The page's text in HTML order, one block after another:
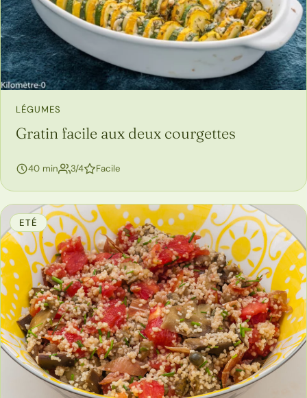
LÉGUMES
Gratin facile aux deux courgettes
40 min 3/4personnes
Facile
ETÉ